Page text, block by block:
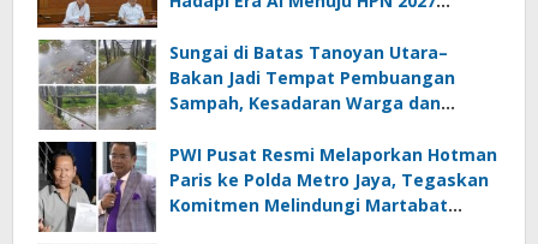
Sungai di Batas Tanoyan Utara–
Bakan Jadi Tempat Pembuangan
Sampah, Kesadaran Warga dan
PWI Pusat Resmi Melaporkan Hotman
Paris ke Polda Metro Jaya, Tegaskan
Komitmen Melindungi Martabat